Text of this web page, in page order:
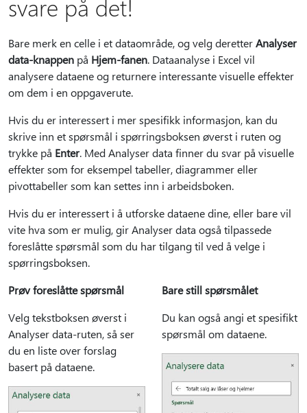
svare på det!
Bare merk en celle i et dataområde, og velg deretterAnalyser
data-knappen på Hjem-fanen. Dataanalyse i Excel vil
analysere dataene og returnere interessante visuelle effekter
om dem i en oppgaverute.
Hvis du er interessert i mer spesifikk informasjon, kan du
skrive inn et spørsmål i spørringsboksen øverst i ruten og
trykke på Enter. Med Analyser data finner du svar på visuelle
effekter som for eksempel tabeller, diagrammer eller
pivottabeller som kan settes inn i arbeidsboken.
Hvis du er interessert i å utforske dataene dine, eller bare vil
vite hva som er mulig, gir Analyser data også tilpassede
foreslåtte spørsmål som du har tilgang til ved å velge i
spørringsboksen.
Prøv foreslåtte spørsmål
Bare still spørsmålet
Velg tekstboksen øverst i
Analyser data-ruten, så ser
du en liste over forslag
basert på dataene.
Du kan også angi et spesifikt
spørsmål om dataene.